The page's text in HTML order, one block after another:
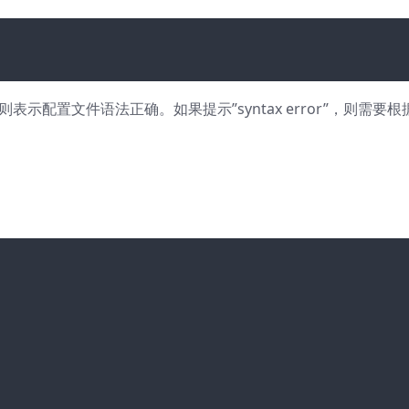
表示配置文件语法正确。如果提示”syntax error”，则需要根